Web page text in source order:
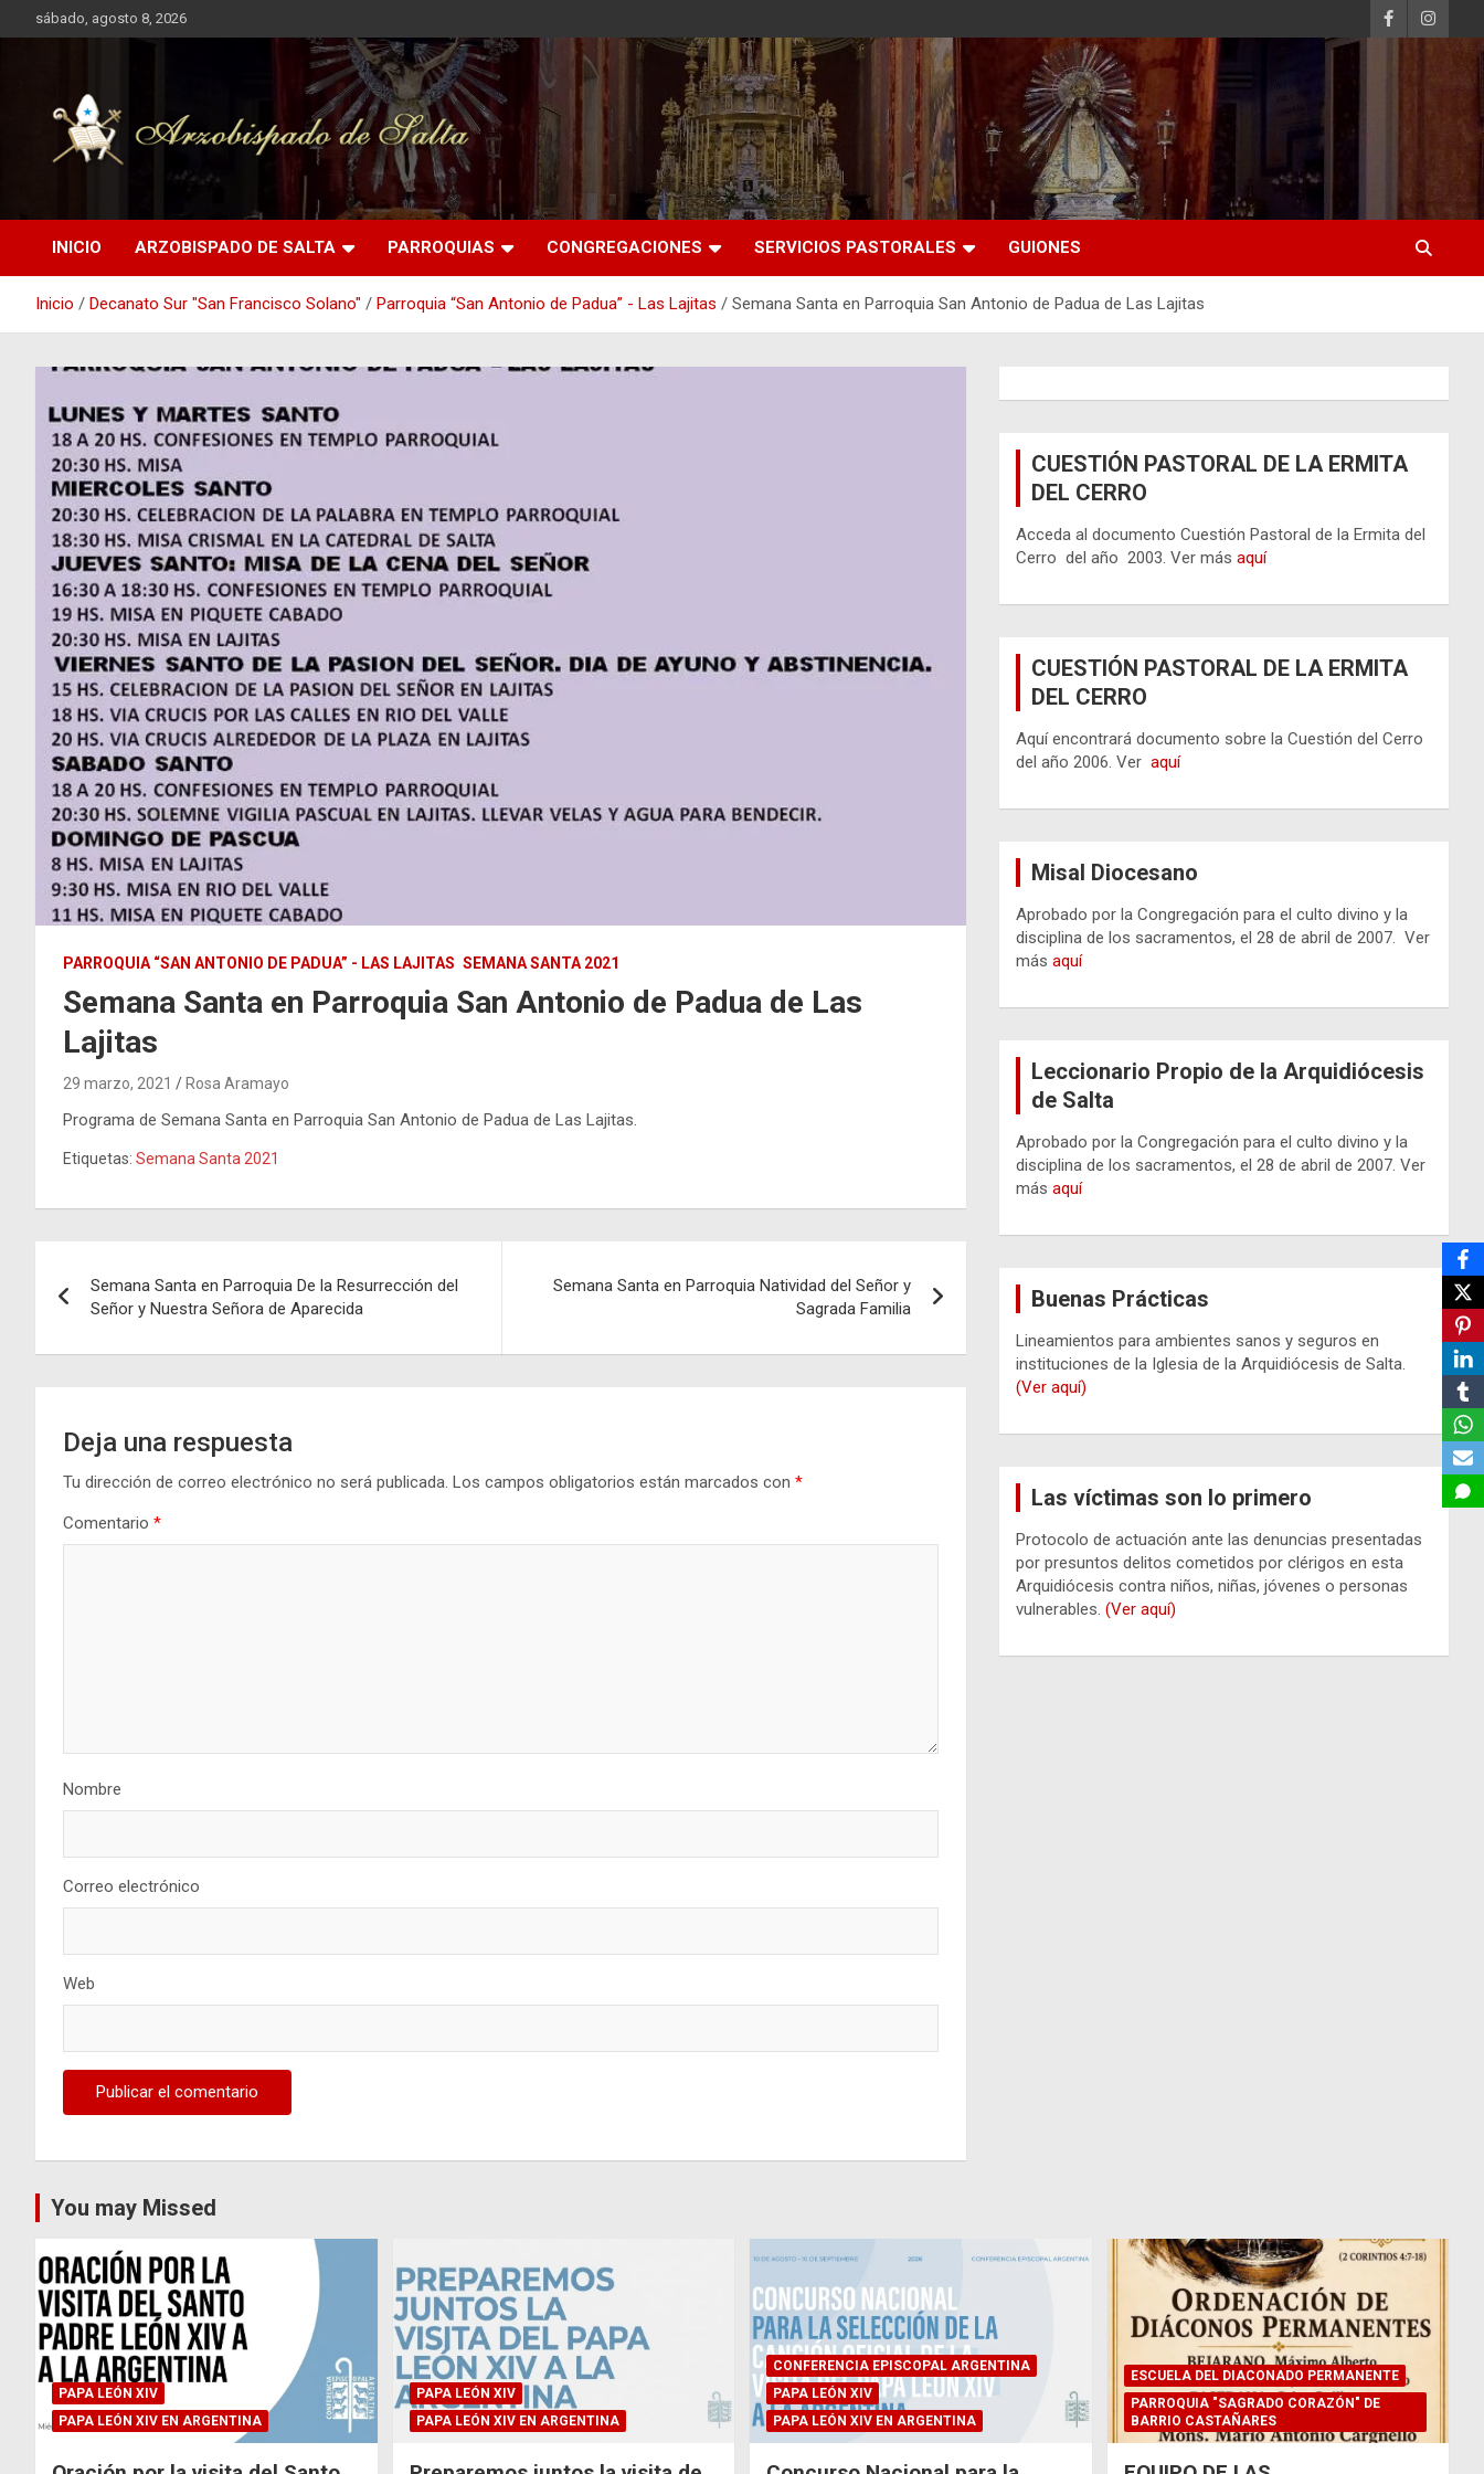
al
sábado, agosto 8, 2026
Arzobispado de Salta
INICIO ARZOBISPADO DE SALTA PARROQUIAS CONGREGACIONES SERVICIOS PASTORALES GUIONES
Inicio Decanato Sur "San Francisco Solano" Parroquia “San Antonio de Padua” - Las Lajitas Semana Santa en Parroquia San Antonio de Padua de Las Lajitas
PARROQUIA “SAN ANTONIO DE PADUA” - LAS LAJITAS SEMANA SANTA 2021
Semana Santa en Parroquia San Antonio de Padua de Las
Lajitas
29 marzo, 2021 Rosa Aramayo
Programa de Semana Santa en Parroquia San Antonio de Padua de Las Lajitas.
Etiquetas: Semana Santa 2021
de
entradas
Semana Santa en Parroquia De la Resurrección del
Señor y Nuestra Señora de Aparecida
Semana Santa en Parroquia Natividad del Señor y
Sagrada Familia
Deja una respuesta
Tu dirección de correo electrónico no será publicada. Los campos obligatorios están marcados con *
Comentario *
Nombre
Correo electrónico
Web
CUESTIÓN PASTORAL DE LA ERMITA
DEL CERRO
Acceda al documento Cuestión Pastoral de la Ermita del
Cerro del año 2003. Ver másaquí
CUESTIÓN PASTORAL DE LA ERMITA
DEL CERRO
Aquí encontrará documento sobre la Cuestión del Cerro
del año 2006. Veraquí
Misal Diocesano
Aprobado por la Congregación para el culto divino y la
disciplina de los sacramentos, el 28 de abril de 2007. Ver
másaquí
Leccionario Propio de la Arquidiócesis
de Salta
Aprobado por la Congregación para el culto divino y la
disciplina de los sacramentos, el 28 de abril de 2007. Ver
másaquí
Buenas Prácticas
Lineamientos para ambientes sanos y seguros en
instituciones de la Iglesia de la Arquidiócesis de Salta.
(Ver aquí)
Las víctimas son lo primero
Protocolo de actuación ante las denuncias presentadas
por presuntos delitos cometidos por clérigos en esta
Arquidiócesis contra niños, niñas, jóvenes o personas
vulnerables.(Ver aquí)
You may Missed
PAPA LEÓN XIV
PAPA LEÓN XIV EN ARGENTINA
PAPA LEÓN XIV
PAPA LEÓN XIV EN ARGENTINA
CONFERENCIA EPISCOPAL ARGENTINA
PAPA LEÓN XIV
PAPA LEÓN XIV EN ARGENTINA
ESCUELA DEL DIACONADO PERMANENTE
PARROQUIA "SAGRADO CORAZÓN" DE
BARRIO CASTAÑARES